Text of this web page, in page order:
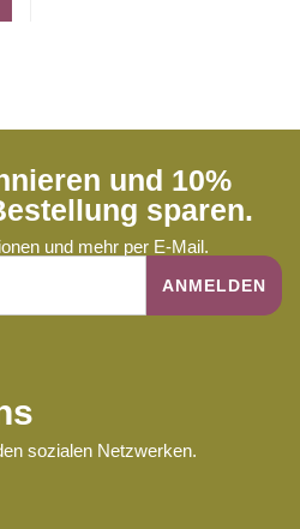
und 10%
sparen.
und mehr per E-Mail.
sozialen Netzwerken.